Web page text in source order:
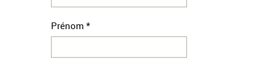
Prénom *